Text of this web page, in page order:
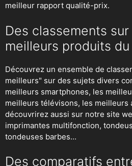
meilleur rapport qualité-prix.
Des classements sur
meilleurs produits
Découvrez un ensemble de
meilleurs" sur des sujets divers
meilleurs smartphones, les
meilleurs télévisons, les meilleurs
découvrirez aussi sur notre site
imprimantes multifonction,
tondeuses barbes...
Des comparatifs